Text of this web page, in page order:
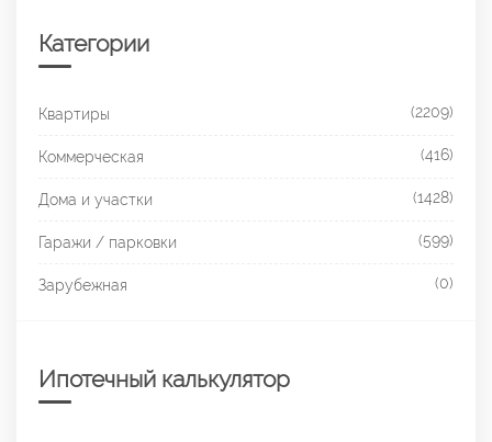
Категории
Квартиры (2209)
Коммерческая (416)
Дома и участки (1428)
Гаражи / парковки (599)
Зарубежная (0)
Ипотечный калькулятор